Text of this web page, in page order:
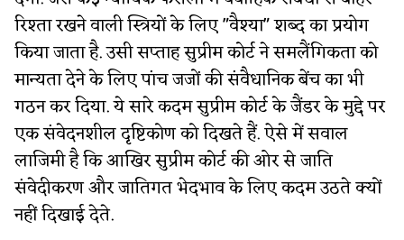
रिश्ता रखने वाली स्त्रियों के लिए "वैश्या" शब्द का प्रयोग
किया जाता है. उसी सप्ताह सुप्रीम कोर्ट ने समलैंगिकता को
मान्यता देने के लिए पांच जजों की संवैधानिक बेंच का भी
गठन कर दिया. ये सारे कदम सुप्रीम कोर्ट के जैंडर के मुद्दे पर
एक संवेदनशील दृष्टिकोण को दिखते हैं. ऐसे में सवाल
लाजिमी है कि आखिर सुप्रीम कोर्ट की ओर से जाति
संवेदीकरण और जातिगत भेदभाव के लिए कदम उठते क्यों
नहीं दिखाई देते.